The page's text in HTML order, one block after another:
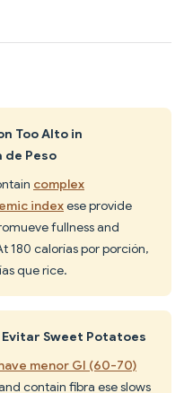
Too Alto in
Peso
complex
indexese provide
fullness and
180 calorías por porción,
que rice.
Evitar Sweet Potatoes
menor GI (60-70)
contain fibra ese slows